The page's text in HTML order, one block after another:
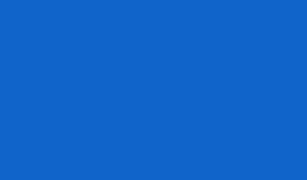
ယ်ရေးဝန်ကြီးဌာန
ျင်ထိန်းသိမ်းရေးဝန်ကြီးဌာန
ြီးကြပ်ရေးနှင့်ပြည်သူ့အင်အား